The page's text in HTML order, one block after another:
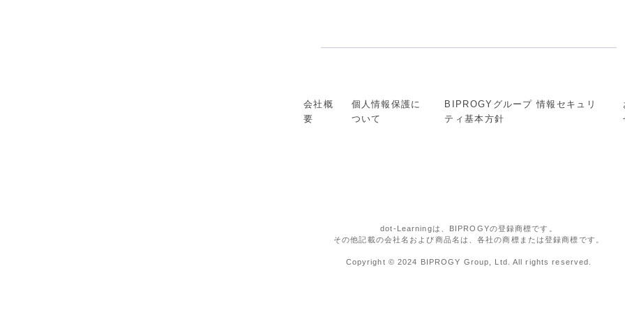
会社概
要
個人情報保護に
ついて
BIPROGYグループ 情報セキュリ
ティ基本方針
dot-Learningは、BIPROGYの登録商標です。
その他記載の会社名および商品名は、各社の商標または登録商標です。
Copyright © 2024 BIPROGY Group, Ltd. All rights reserved.